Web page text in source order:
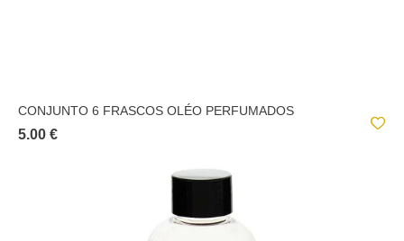
CONJUNTO 6 FRASCOS OLÉO PERFUMADOS
5.00 €